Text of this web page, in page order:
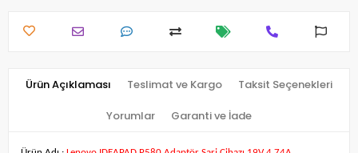
Ürün Açıklaması Teslimat ve Kargo Taksit Seçenekleri
Yorumlar Garanti ve İade